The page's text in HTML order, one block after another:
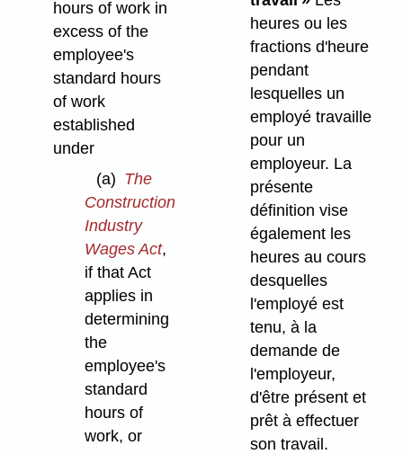
hours of work in
excess of the
employee's
standard hours
of work
established
under
(a) The
Construction
Industry
Wages Act,
if that Act
applies in
determining
the
employee's
standard
hours of
work, or
heures ou les
fractions d'heure
pendant
lesquelles un
employé travaille
pour un
employeur. La
présente
définition vise
également les
heures au cours
desquelles
l'employé est
tenu, à la
demande de
l'employeur,
d'être présent et
prêt à effectuer
son travail.